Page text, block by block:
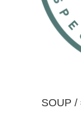
SOUP /